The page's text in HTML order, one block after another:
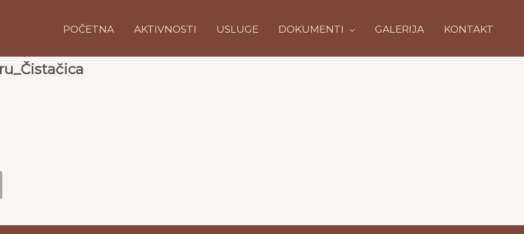
POČETNA AKTIVNOSTI USLUGE DOKUMENTI GALERIJA KONTAKT